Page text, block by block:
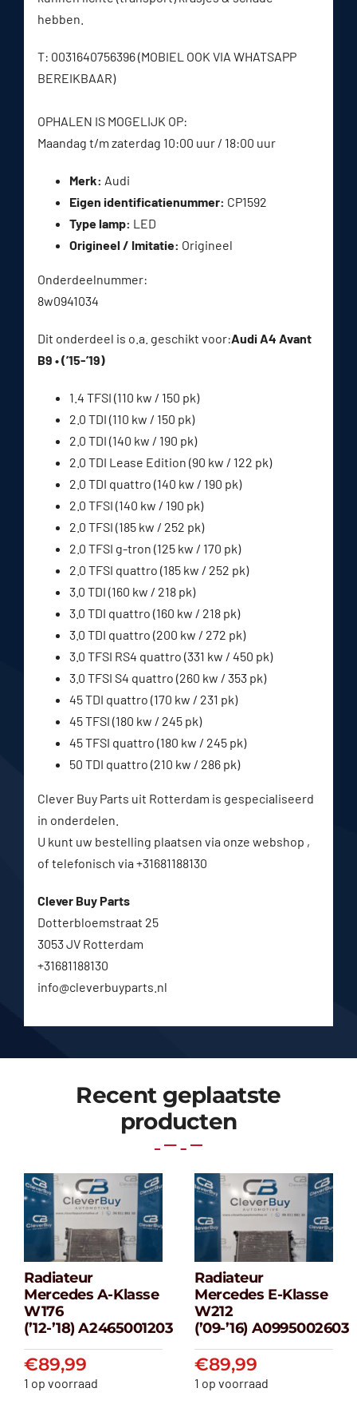
hebben.
T: 0031640756396 (MOBIEL OOK VIA WHATSAPP
BEREIKBAAR)
OPHALEN IS MOGELIJK OP:
Maandag t/m zaterdag 10:00 uur / 18:00 uur
Merk: Audi
Eigen identificatienummer: CP1592
Type lamp: LED
Origineel / Imitatie: Origineel
Onderdeelnummer:
8w0941034
Dit onderdeel is o.a. geschikt voor:Audi A4 Avant
B9 • (’15-’19)
1.4 TFSI (110 kw / 150 pk)
2.0 TDI (110 kw / 150 pk)
2.0 TDI (140 kw / 190 pk)
2.0 TDI Lease Edition (90 kw / 122 pk)
2.0 TDI quattro (140 kw / 190 pk)
2.0 TFSI (140 kw / 190 pk)
2.0 TFSI (185 kw / 252 pk)
2.0 TFSI g-tron (125 kw / 170 pk)
2.0 TFSI quattro (185 kw / 252 pk)
3.0 TDI (160 kw / 218 pk)
3.0 TDI quattro (160 kw / 218 pk)
3.0 TDI quattro (200 kw / 272 pk)
3.0 TFSI RS4 quattro (331 kw / 450 pk)
3.0 TFSI S4 quattro (260 kw / 353 pk)
45 TDI quattro (170 kw / 231 pk)
45 TFSI (180 kw / 245 pk)
45 TFSI quattro (180 kw / 245 pk)
50 TDI quattro (210 kw / 286 pk)
Clever Buy Parts uit Rotterdam is gespecialiseerd
in onderdelen.
U kunt uw bestelling plaatsen via onze webshop ,
of telefonisch via +31681188130
Clever Buy Parts
Dotterbloemstraat 25
3053 JV Rotterdam
+31681188130
info@cleverbuyparts.nl
Recent geplaatste
producten
Radiateur
Mercedes A-
klasse W176
(’12-’18) A2465001203
€89,99
Radiateur
Mercedes A-Klasse
W176
(’12-’18) A2465001203
€89,99
1 op voorraad
Radiateur
Mercedes E-
klasse W212
(’09-’16)
€89,99
Radiateur
Mercedes E-Klasse
W212
(’09-’16) A0995002603
€89,99
1 op voorraad